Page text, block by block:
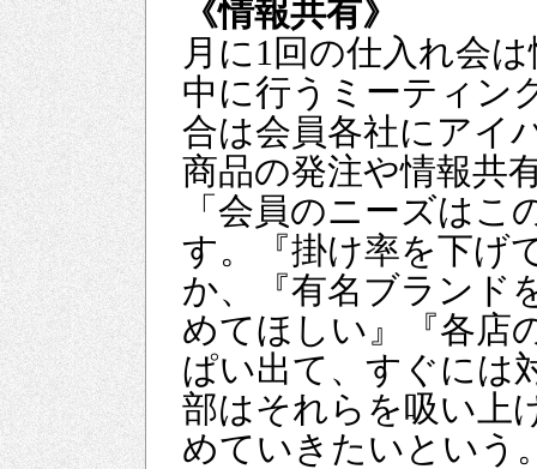
《情報共有》
月に1回の仕入れ会
中に行うミーティン
合は会員各社にアイ
商品の発注や情報共
「会員のニーズは
す。『掛け率を下げ
か、『有名ブランド
めてほしい』『各店
ぱい出て、すぐには
部はそれらを吸い上
めていきたいという